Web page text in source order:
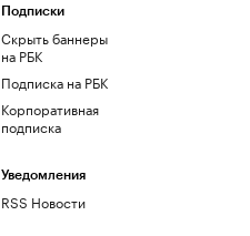
Подписки
Скрыть баннеры
на РБК
Подписка на РБК
Корпоративная
подписка
Уведомления
RSS Новости